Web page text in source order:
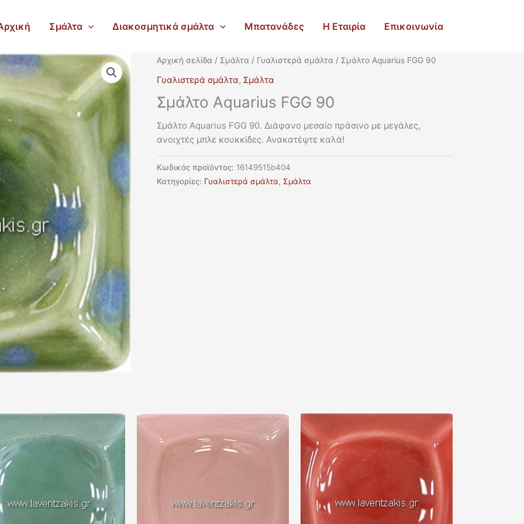
Σμάλτα Διακοσμητικά σμάλτα Μπατανάδες Η Εταιρία Επικοινωνία
Αρχική σελίδα / Σμάλτα / Γυαλιστερά σμάλτα / Σμάλτο Aquarius FGG 90
Γυαλιστερά σμάλτα, Σμάλτα
Σμάλτο Aquarius FGG 90
Σμάλτο Aquarius FGG 90. Διάφανο μεσαίο πράσινο με μεγάλες,
ανοιχτές μπλε κουκκίδες. Ανακατέψτε καλά!
Κωδικός προϊόντος: 16149515b404
Κατηγορίες: Γυαλιστερά σμάλτα, Σμάλτα